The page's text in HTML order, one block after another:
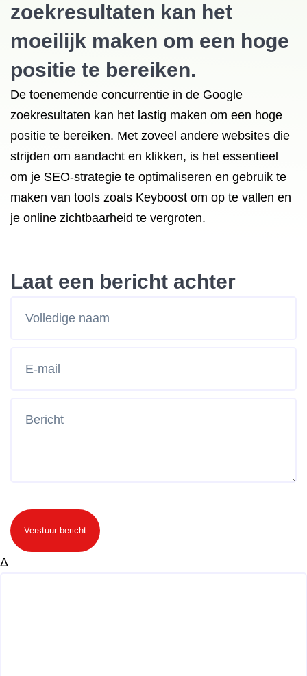
zoekresultaten kan het
moeilijk maken om een hoge
positie te bereiken.
De toenemende concurrentie in de Google
zoekresultaten kan het lastig maken om een hoge
positie te bereiken. Met zoveel andere websites die
strijden om aandacht en klikken, is het essentieel
om je SEO-strategie te optimaliseren en gebruik te
maken van tools zoals Keyboost om op te vallen en
je online zichtbaarheid te vergroten.
Laat een bericht achter
Verstuur bericht
Δ